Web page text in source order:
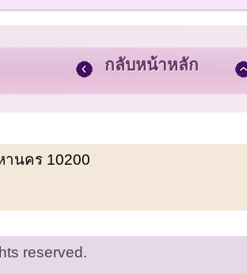
กลับหน้าหลัก
านคร 10200
reserved.